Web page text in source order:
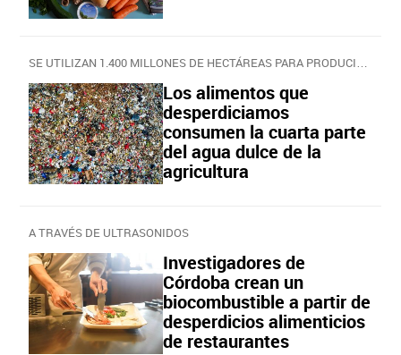
SE UTILIZAN 1.400 MILLONES DE HECTÁREAS PARA PRODUCIR ALIMENTOS QUE NO CONSUME NADIE
Los alimentos que
desperdiciamos
consumen la cuarta parte
del agua dulce de la
agricultura
A TRAVÉS DE ULTRASONIDOS
Investigadores de
Córdoba crean un
biocombustible a partir de
desperdicios alimenticios
de restaurantes